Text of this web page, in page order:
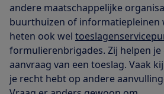
andere maatschappelijke
buurthuizen of informatiepleinen
heten ook wel
formulierenbrigades. Zij helpen
aanvraag van een toeslag. Vaak
je recht hebt op andere